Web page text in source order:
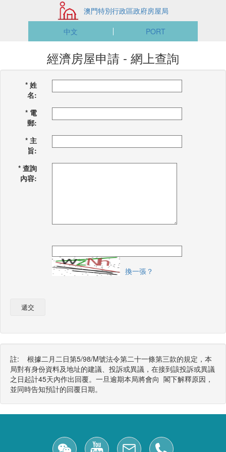
澳門特別行政區政府房屋局
中文 PORT
經濟房屋申請 - 網上查詢
* 姓
名:
* 電
郵:
* 主
旨:
* 查詢
內容:
換一張？
遞交
註: 根據二月二日第5/98/M號法令第二十一條第三款的規定，本
局對有身份資料及地址的建議、投訴或異議，在接到該投訴或異議
之日起計45天內作出回覆。一旦逾期本局將會向 閣下解釋原因，
並同時告知預計的回覆日期。